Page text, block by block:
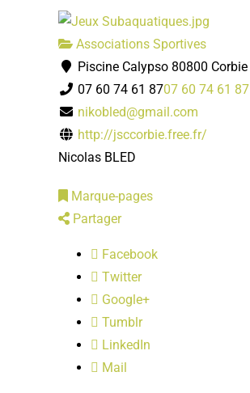
Associations Sportives
Piscine Calypso 80800 Corbie
07 60 74 61 8707 60 74 61 87
nikobled@gmail.com
http://jsccorbie.free.fr/
Nicolas BLED
Marque-pages
Partager
Facebook
Twitter
Google+
Tumblr
LinkedIn
Mail